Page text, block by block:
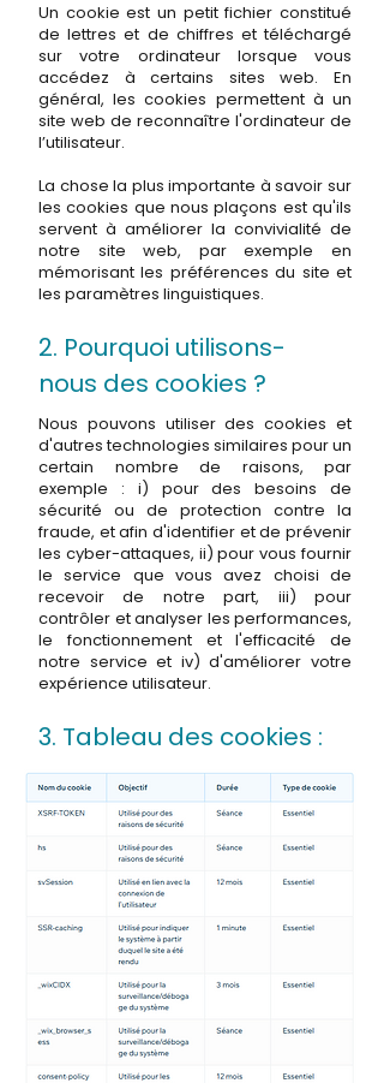
Un cookie est un petit fichier constitué
de lettres et de chiffres et téléchargé
sur votre ordinateur lorsque vous
accédez à certains sites web. En
général, les cookies permettent à un
site web de reconnaître l'ordinateur de
l’utilisateur.
La chose la plus importante à savoir sur
les cookies que nous plaçons est qu'ils
servent à améliorer la convivialité de
notre site web, par exemple en
mémorisant les préférences du site et
les paramètres linguistiques.
2. Pourquoi utilisons-
nous des cookies ?
Nous pouvons utiliser des cookies et
d'autres technologies similaires pour un
certain nombre de raisons, par
exemple : i) pour des besoins de
sécurité ou de protection contre la
fraude, et afin d'identifier et de prévenir
les cyber-attaques, ii) pour vous fournir
le service que vous avez choisi de
recevoir de notre part, iii) pour
contrôler et analyser les performances,
le fonctionnement et l'efficacité de
notre service et iv) d'améliorer votre
expérience utilisateur.
3. Tableau des cookies :